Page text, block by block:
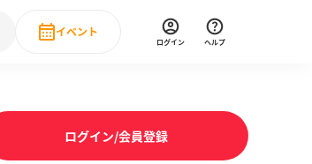
イベント
直近のイベント一覧
ログイン ヘルプ
ログイン/会員登録